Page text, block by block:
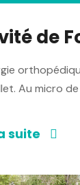
de
Au micro
suite